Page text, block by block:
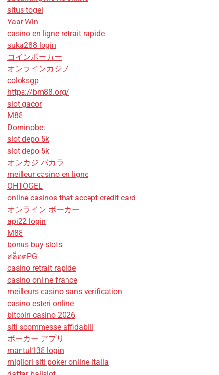
situs togel
Yaar Win
casino en ligne retrait rapide
suka288 login
コインポーカー
オンラインカジノ
coloksgp
https://bm88.org/
slot gacor
M88
Dominobet
slot depo 5k
slot depo 5k
オンカジ バカラ
meilleur casino en ligne
OHTOGEL
online casinos that accept credit card
オンライン ポーカー
api22 login
M88
bonus buy slots
สล็อตPG
casino retrait rapide
casino online france
meilleurs casino sans verification
casino esteri online
bitcoin casino 2026
siti scommesse affidabili
ポーカー アプリ
mantul138 login
migliori siti poker online italia